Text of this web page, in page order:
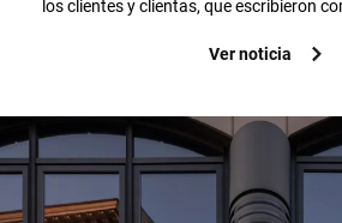
los clientes y clientas, que escribieron
Ver noticia